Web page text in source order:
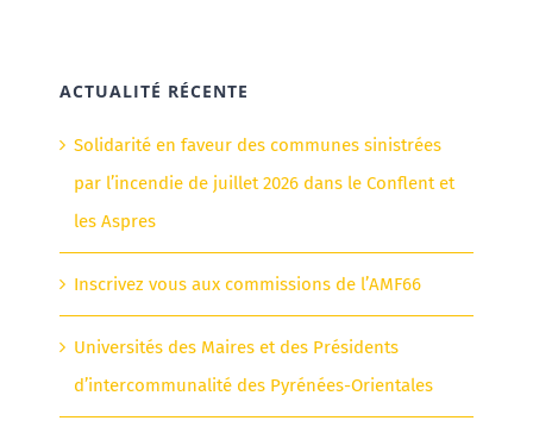
ACTUALITÉ RÉCENTE
Solidarité en faveur des communes sinistrées
par l’incendie de juillet 2026 dans le Conflent et
les Aspres
Inscrivez vous aux commissions de l’AMF66
Universités des Maires et des Présidents
d’intercommunalité des Pyrénées-Orientales